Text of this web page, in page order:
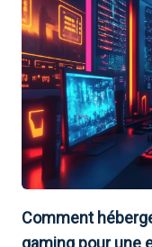
Comment
gaming pour une